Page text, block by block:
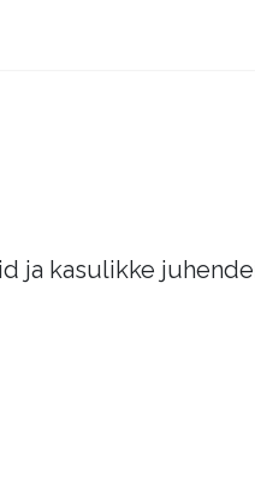
ja kasulikke